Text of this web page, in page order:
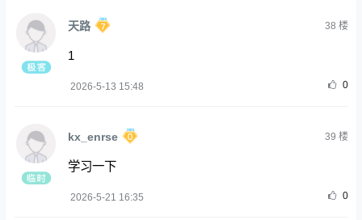
天路 38 楼
1
2026-5-13 15:48 0
kx_enrse 39 楼
学习一下
2026-5-21 16:35 0